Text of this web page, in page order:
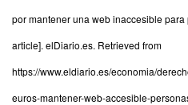
por mantener una web inaccesible
article]. elDiario.es. Retrieved from
https://www.eldiario.es/economia/
euros-mantener-web-accesible-